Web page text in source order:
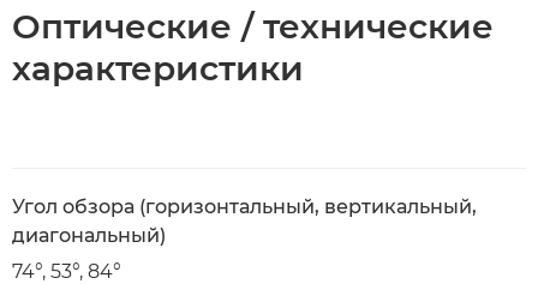
Оптические / технические
характеристики
Угол обзора (горизонтальный, вертикальный,
диагональный)
74°, 53°, 84°